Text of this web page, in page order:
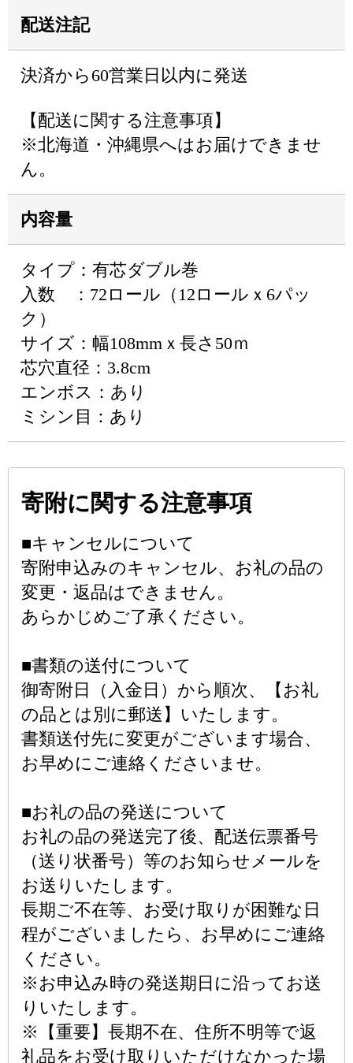
配送注記
決済から60営業日以内に発送
【配送に関する注意事項】
※北海道・沖縄県へはお届けできませ
ん。
内容量
タイプ：有芯ダブル巻
入数 ：72ロール（12ロールｘ6パッ
ク）
サイズ：幅108mmｘ長さ50ｍ
芯穴直径：3.8cm
エンボス：あり
ミシン目：あり
寄附に関する注意事項
■キャンセルについて
寄附申込みのキャンセル、お礼の品の
変更・返品はできません。
あらかじめご了承ください。
■書類の送付について
御寄附日（入金日）から順次、【お礼
の品とは別に郵送】いたします。
書類送付先に変更がございます場合、
お早めにご連絡くださいませ。
■お礼の品の発送について
お礼の品の発送完了後、配送伝票番号
（送り状番号）等のお知らせメールを
お送りいたします。
長期ご不在等、お受け取りが困難な日
程がございましたら、お早めにご連絡
ください。
※お申込み時の発送期日に沿ってお送
りいたします。
※【重要】長期不在、住所不明等で返
礼品をお受け取りいただけなかった場